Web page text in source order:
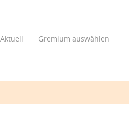
Aktuell Gremium auswählen